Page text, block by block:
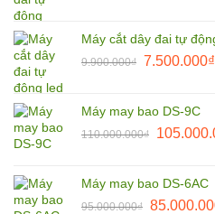
Máy cắt dây đai tự
9.900.000₫ Giá
9.900.000₫.
7.500.000₫
Máy may bao DS-9C
110.000.000₫
Giá
Máy may bao DS-6AC
95.000.000₫ Giá